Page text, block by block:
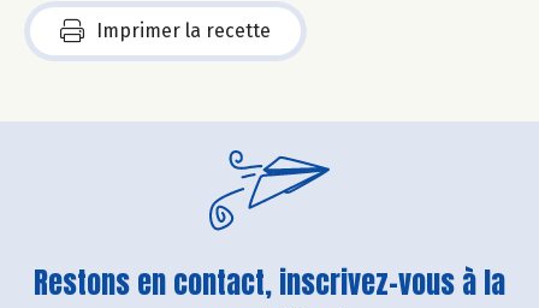
Imprimer la recette
Restons en contact, inscrivez-vous à la